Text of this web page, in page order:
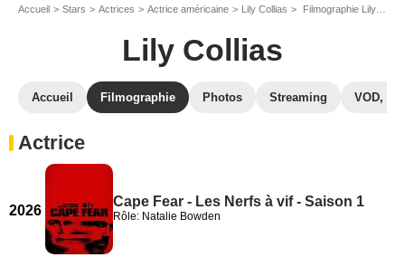
Accueil Stars Actrices Actrice américaine Lily Collias Filmographie Lily Collias
Lily Collias
Accueil Filmographie Photos Streaming VOD,
Actrice
2026
Cape Fear - Les Nerfs à vif - Saison 1
Rôle: Natalie Bowden